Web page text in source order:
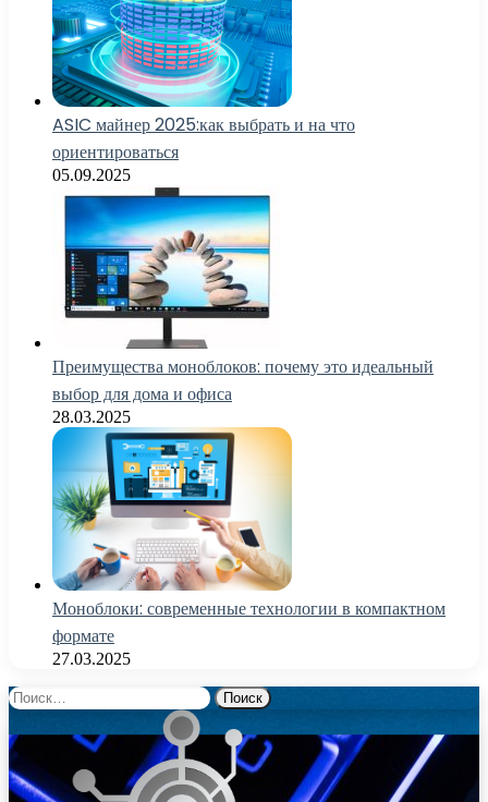
ASIC майнер 2025:как выбрать и на что
ориентироваться
05.09.2025
Преимущества моноблоков: почему это идеальный
выбор для дома и офиса
28.03.2025
Моноблоки: современные технологии в компактном
формате
27.03.2025
Найти: